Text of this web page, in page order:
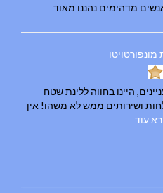
מדהימים נהננו מאוד
מונפורטויטו
היינו בחווה ללינת שטח
ושירותים ממש לא משהו! אין
עוד